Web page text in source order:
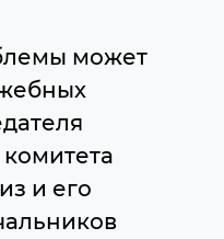
может
комитета
и его